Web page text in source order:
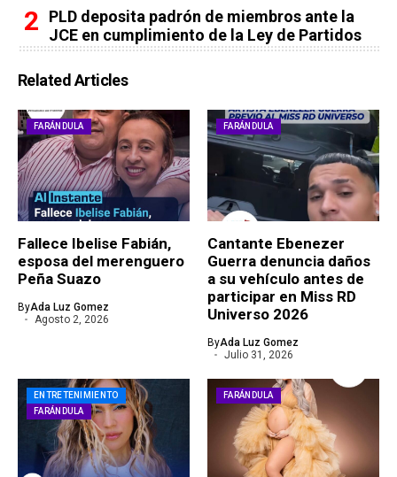
PLD deposita padrón de miembros ante la
JCE en cumplimiento de la Ley de Partidos
Related Articles
FARÁNDULA
Fallece Ibelise Fabián,
esposa del merenguero
Peña Suazo
ByAda Luz Gomez
Agosto 2, 2026
FARÁNDULA
Cantante Ebenezer
Guerra denuncia daños
a su vehículo antes de
participar en Miss RD
Universo 2026
ByAda Luz Gomez
Julio 31, 2026
ENTRETENIMIENTO
FARÁNDULA
FARÁNDULA